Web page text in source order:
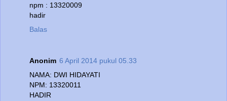
npm : 13320009
hadir
Balas
Anonim 6 April 2014 pukul 05.33
NAMA: DWI HIDAYATI
NPM: 13320011
HADIR